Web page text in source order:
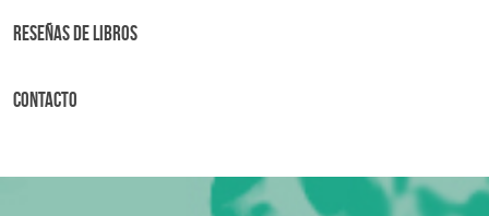
Reseñas de libros
Contacto